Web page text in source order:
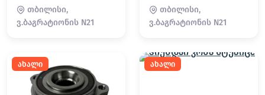
თბილისი,
ვ.ბაგრატიონის N21
თბილისი,
ვ.ბაგრატიონის N21
ახალი ახალი